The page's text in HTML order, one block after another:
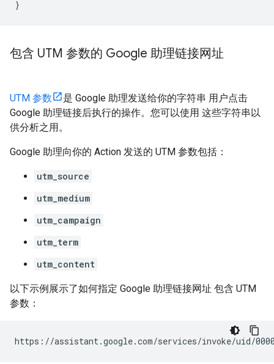
}
包含 UTM 参数的 Google 助理链接网址
UTM 参数
是 Google 助理发送给你的字符串 用户点击
Google 助理链接后执行的操作。您可以使用 这些字符串以
供分析之用。
Google 助理向你的 Action 发送的 UTM 参数包括：
utm_source
utm_medium
utm_campaign
utm_term
utm_content
以下示例展示了如何指定 Google 助理链接网址 包含 UTM
参数：